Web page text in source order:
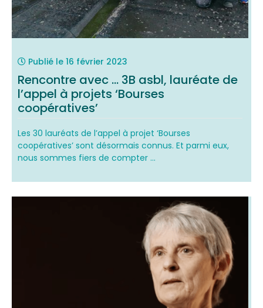
Publié le 16 février 2023
Rencontre avec … 3B asbl, lauréate de
l’appel à projets ‘Bourses
coopératives’
Les 30 lauréats de l’appel à projet ‘Bourses
coopératives’ sont désormais connus. Et parmi eux,
nous sommes fiers de compter ...